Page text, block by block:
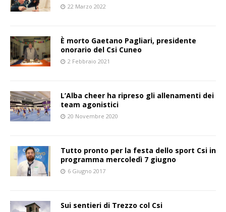
22 Marzo 2022
È morto Gaetano Pagliari, presidente
onorario del Csi Cuneo
2 Febbraio 2021
L’Alba cheer ha ripreso gli allenamenti dei
team agonistici
20 Novembre 2020
Tutto pronto per la festa dello sport Csi in
programma mercoledì 7 giugno
6 Giugno 2017
Sui sentieri di Trezzo col Csi